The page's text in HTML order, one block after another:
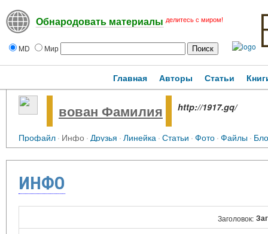
Обнародовать материалы делитесь с миром!
MD Мир
Главная Авторы Статьи
вован Фамилия http://1917.gq/
Профайл· Инфо· Друзья ·Линейка ·Статьи ·Фото·Файлы·
ИНФО
Заголовок: